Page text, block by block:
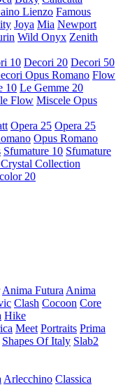
Lienzo Famous
Joya Mia Newport
Wild Onyx Zenith
10 Decori 20 Decori 50
Opus Romano Flow
10 Le Gemme 20
Flow Miscele Opus
Opera 25 Opera 25
Opus Romano
Sfumature 10 Sfumature
Collection
20
Anima Futura Anima
Clash Cocoon Core
Hike
Meet Portraits Prima
Shapes Of Italy Slab2
Arlecchino Classica